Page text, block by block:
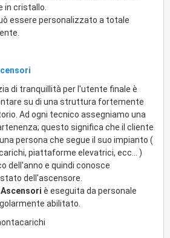
cristallo.
essere personalizzato a totale
di tranquillità per l'utente finale è
su di una struttura fortemente
Ad ogni tecnico assegniamo una
questo significa che il cliente
persona che segue il suo impianto (
piattaforme elevatrici, ecc... )
dell'anno e quindi conosce
dell'ascensore.
è eseguita da personale
abilitato.